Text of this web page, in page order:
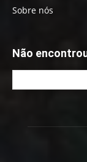
Sobre nós
Não